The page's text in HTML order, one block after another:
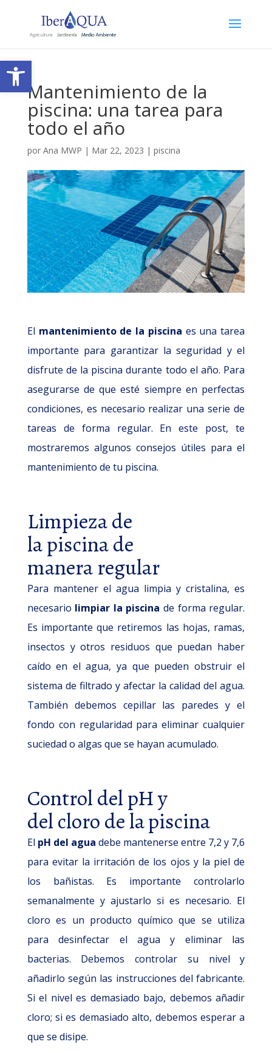
Abrir barra de herramientas
Mantenimiento de la
piscina: una tarea para
todo el año
por Ana MWP | Mar 22, 2023 | piscina
El mantenimiento de la piscina es una tarea
importante para garantizar la seguridad y el
disfrute de la piscina durante todo el año. Para
asegurarse de que esté siempre en perfectas
condiciones, es necesario realizar una serie de
tareas de forma regular. En este post, te
mostraremos algunos consejos útiles para el
mantenimiento de tu piscina.
Limpieza de
la piscina de
manera regular
Para mantener el agua limpia y cristalina, es
necesario limpiar la piscinade forma regular.
Es importante que retiremos las hojas, ramas,
insectos y otros residuos que puedan haber
caído en el agua, ya que pueden obstruir el
sistema de filtrado y afectar la calidad del agua.
También debemos cepillar las paredes y el
fondo con regularidad para eliminar cualquier
suciedad o algas que se hayan acumulado.
Control del pH y
del cloro de la piscina
El pH del agua debe mantenerse entre 7,2 y 7,6
para evitar la irritación de los ojos y la piel de
los bañistas. Es importante controlarlo
semanalmente y ajustarlo si es necesario. El
cloro es un producto químico que se utiliza
para desinfectar el agua y eliminar las
bacterias. Debemos controlar su nivel y
añadirlo según las instrucciones del fabricante.
Si el nivel es demasiado bajo, debemos añadir
cloro; si es demasiado alto, debemos esperar a
que se disipe.